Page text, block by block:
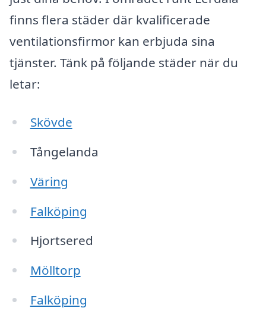
finns flera städer där kvalificerade
ventilationsfirmor kan erbjuda sina
tjänster. Tänk på följande städer när du
letar:
Skövde
Tångelanda
Väring
Falköping
Hjortsered
Mölltorp
Falköping